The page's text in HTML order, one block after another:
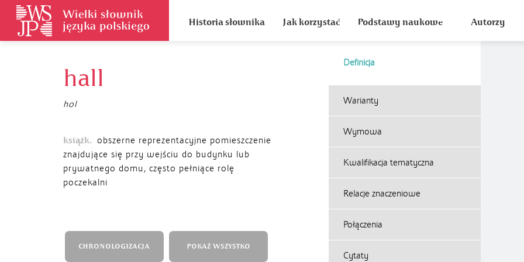
Historia słownika Jak korzystać Podstawy naukowe Autorzy
hall
hol
Definicja
książk. obszerne reprezentacyjne pomieszczenie
znajdujące się przy wejściu do budynku lub
prywatnego domu, często pełniące rolę
poczekalni
Warianty
Wymowa
Kwalifikacja tematyczna
Relacje znaczeniowe
Połączenia
Cytaty
CHRONOLOGIZACJA POKAŻ WSZYSTKO